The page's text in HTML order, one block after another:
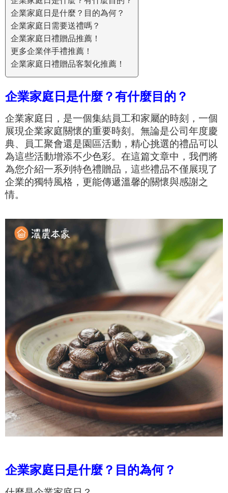
企業家庭日是什麼？目的為何？
企業家庭日需要送禮嗎？
企業家庭日禮贈品推薦！
更多企業伴手禮推薦！
企業家庭日禮贈品客製化推薦！
企業家庭日是什麼？有什麼目的？
企業家庭日，是一個集結員工和家屬的時刻，一個
展現企業家庭關懷的重要時刻。無論是公司年度慶
典、員工聚會還是園區活動，精心挑選的禮品可以
為這些活動增添不少色彩。在這篇文章中，我們將
為您介紹一系列特色禮贈品，這些禮品不僅展現了
企業的獨特風格，更能傳遞溫馨的關懷與感謝之
情。
企業家庭日是什麼？目的為何？